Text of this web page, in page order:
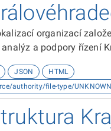
organizací
a podpory řízení
JSON
HTML
authority/file-type/UNKNOWN